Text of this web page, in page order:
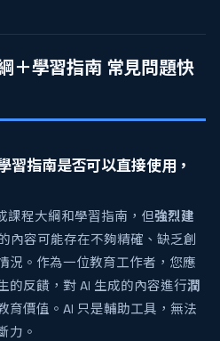
＋學習指南 常見問題快
習指南是否可以直接使用，
課程大綱和學習指南，但強烈建
內容可能存在不夠精確、缺乏創
況。作為一位教育工作者，您應
的反饋，對 AI 生成的內容進行潤
育價值。AI 只是輔助工具，無法
力。